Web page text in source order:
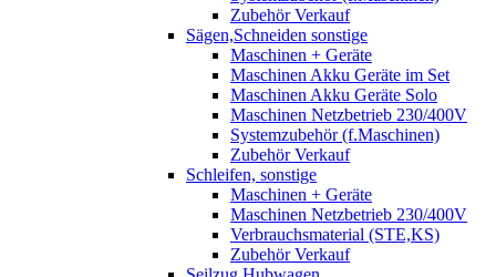
Zubehör Verkauf
Sägen,Schneiden sonstige
Maschinen + Geräte
Maschinen Akku Geräte im Set
Maschinen Akku Geräte Solo
Maschinen Netzbetrieb 230/400V
Systemzubehör (f.Maschinen)
Zubehör Verkauf
Schleifen, sonstige
Maschinen + Geräte
Maschinen Netzbetrieb 230/400V
Verbrauchsmaterial (STE,KS)
Zubehör Verkauf